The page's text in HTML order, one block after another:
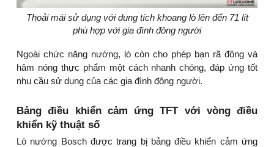
Thoải mái sử dụng với dung tích khoang lò lên đến 71 lít
phù hợp với gia đình đông người
Ngoài chức năng nướng, lò còn cho phép bạn rã đông và
hâm nóng thực phẩm một cách nhanh chóng, đáp ứng tốt
nhu cầu sử dụng của các gia đình đông người.
Bảng điều khiển cảm ứng TFT với vòng điều
khiển kỹ thuật số
Lò nướng Bosch được trang bị bảng điều khiển cảm ứng